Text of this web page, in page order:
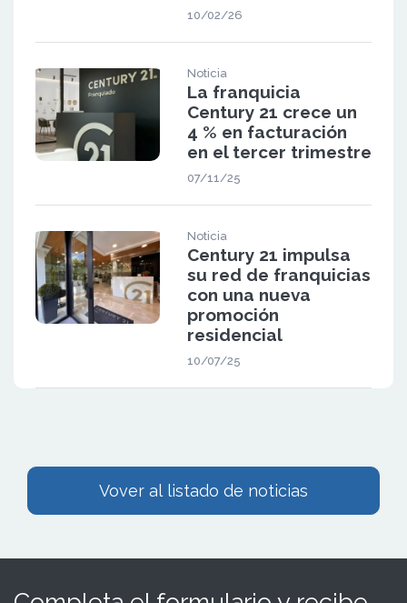
10/02/26
Noticia
La franquicia
Century 21 crece un
4 % en facturación
en el tercer trimestre
07/11/25
Noticia
Century 21 impulsa
su red de franquicias
con una nueva
promoción
residencial
10/07/25
Vover al listado de noticias